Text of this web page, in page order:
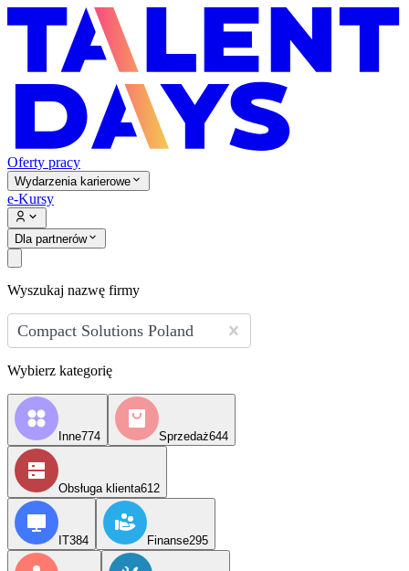
Oferty pracy
Wydarzenia karierowe
e-Kursy
Dla partnerów
Wyszukaj nazwę firmy
Compact Solutions Poland
Wybierz kategorię
Inne774 Sprzedaż644
Obsługa klienta612
IT384 Finanse295